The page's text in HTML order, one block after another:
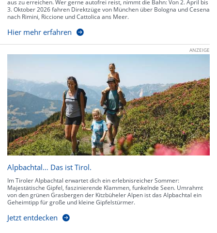
aus zu erreichen. Wer gerne autofrei reist, nimmt die Bahn: Von 2. April bis
3. Oktober 2026 fahren Direktzüge von München über Bologna und Cesena
nach Rimini, Riccione und Cattolica ans Meer.
Hier mehr erfahren
ANZEIGE
Alpbachtal… Das ist Tirol.
Im Tiroler Alpbachtal erwartet dich ein erlebnisreicher Sommer:
Majestätische Gipfel, faszinierende Klammen, funkelnde Seen. Umrahmt
von den grünen Grasbergen der Kitzbüheler Alpen ist das Alpbachtal ein
Geheimtipp für große und kleine Gipfelstürmer.
Jetzt entdecken